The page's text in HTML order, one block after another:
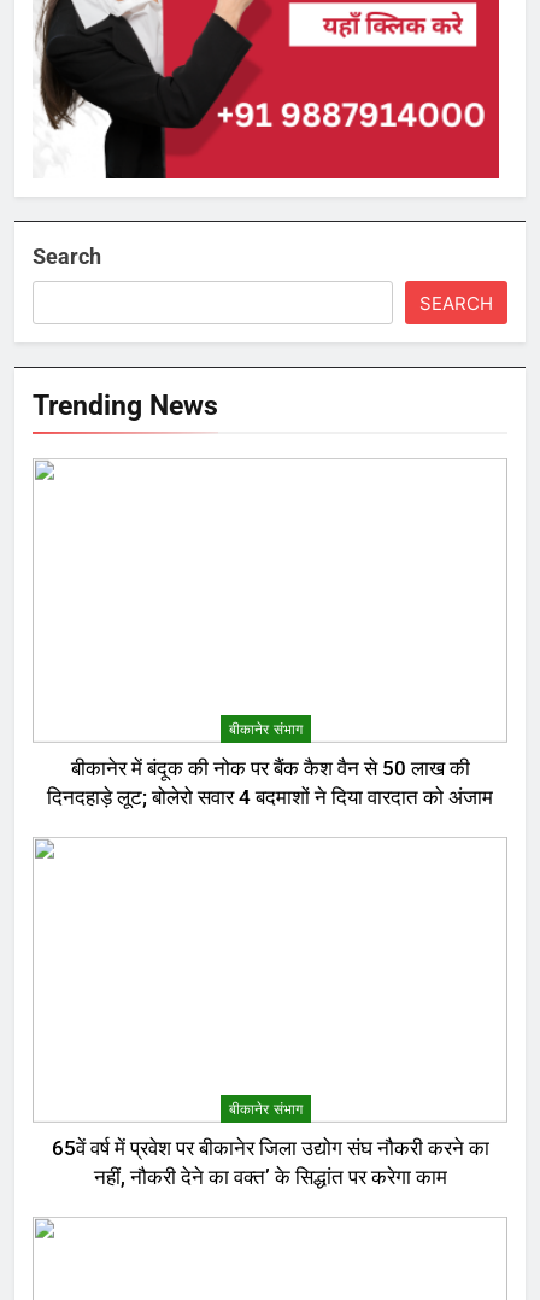
Search
SEARCH
Trending News
बीकानेर संभाग
बीकानेर में बंदूक की नोक पर बैंक कैश वैन से 50 लाख की
दिनदहाड़े लूट; बोलेरो सवार 4 बदमाशों ने दिया वारदात को अंजाम
बीकानेर संभाग
65वें वर्ष में प्रवेश पर बीकानेर जिला उद्योग संघ नौकरी करने का
नहीं, नौकरी देने का वक्त’ के सिद्धांत पर करेगा काम